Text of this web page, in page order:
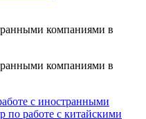
компаниями в
компаниями в
с иностранными
по работе с китайскими